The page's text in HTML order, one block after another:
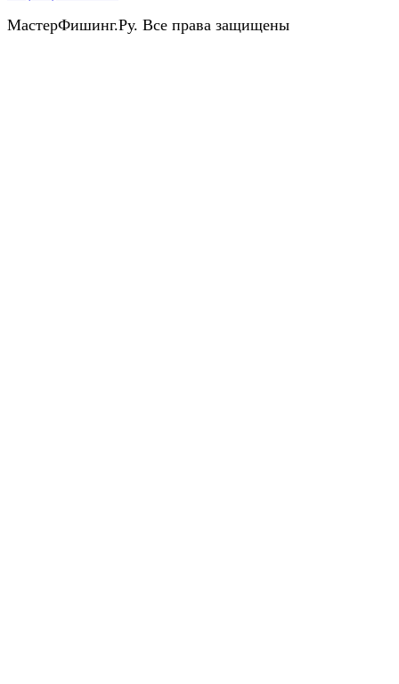
МастерФишинг.Ру. Все права защищены